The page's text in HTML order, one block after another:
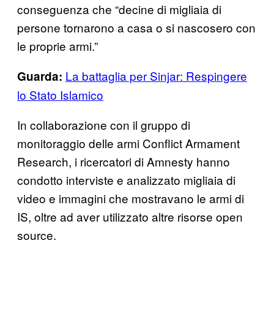
conseguenza che “decine di migliaia di
persone tornarono a casa o si nascosero con
le proprie armi.”
Guarda: La battaglia per Sinjar: Respingere
lo Stato Islamico
In collaborazione con il gruppo di
monitoraggio delle armi Conflict Armament
Research, i ricercatori di Amnesty hanno
condotto interviste e analizzato migliaia di
video e immagini che mostravano le armi di
IS, oltre ad aver utilizzato altre risorse open
source.